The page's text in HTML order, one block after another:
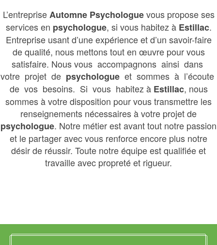
L’entrepriseAutomne Psychologuevous propose ses
services en psychologue, si vous habitez à Estillac.
Entreprise usant d’une expérience et d’un savoir-faire
de qualité, nous mettons tout en œuvre pour vous
satisfaire. Nous vous accompagnons ainsi dans
votre projet de psychologue et sommes à l’écoute
de vos besoins. Si vous habitez à Estillac, nous
sommes à votre disposition pour vous transmettre les
renseignements nécessaires à votre projet de
psychologue. Notre métier est avant tout notre passion
et le partager avec vous renforce encore plus notre
désir de réussir. Toute notre équipe est qualifiée et
travaille avec propreté et rigueur.